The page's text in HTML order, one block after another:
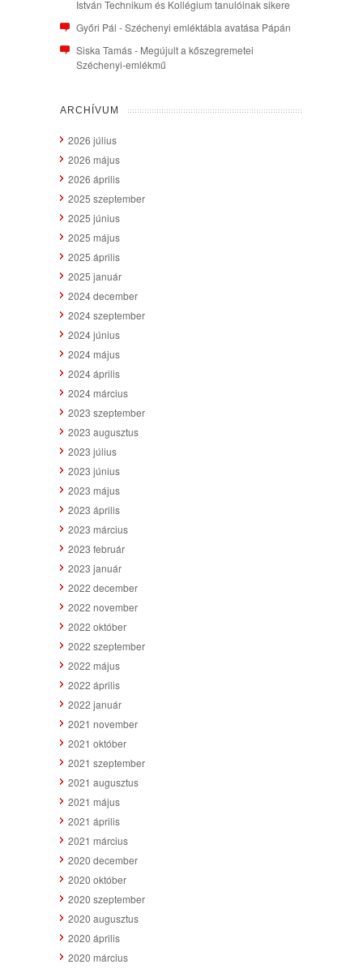
István Technikum és Kollégium tanulóinak sikere
Győri Pál -Széchenyi emléktábla avatása Pápán
Siska Tamás- Megújult a kőszegremetei
Széchenyi-emlékmű
ARCHÍVUM
2026 július
2026 május
2026 április
2025 szeptember
2025 június
2025 május
2025 április
2025 január
2024 december
2024 szeptember
2024 június
2024 május
2024 április
2024 március
2023 szeptember
2023 augusztus
2023 július
2023 június
2023 május
2023 április
2023 március
2023 február
2023 január
2022 december
2022 november
2022 október
2022 szeptember
2022 május
2022 április
2022 január
2021 november
2021 október
2021 szeptember
2021 augusztus
2021 május
2021 április
2021 március
2020 december
2020 október
2020 szeptember
2020 augusztus
2020 április
2020 március